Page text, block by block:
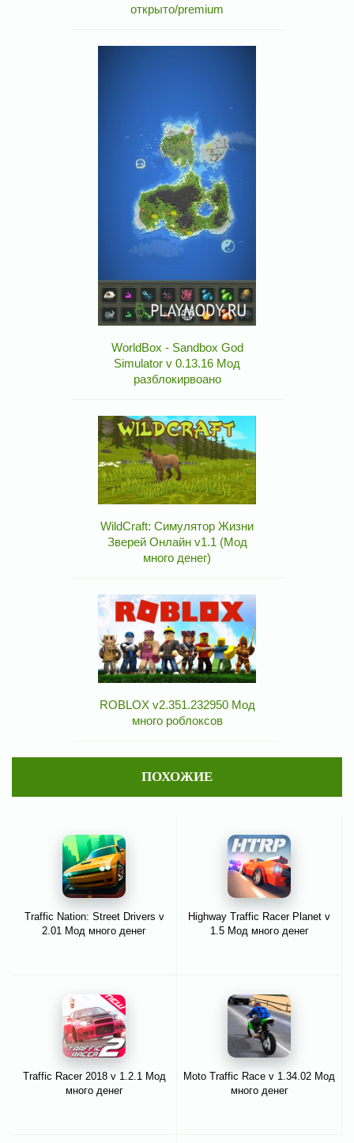
открыто/premium
WorldBox - Sandbox God
Simulator v 0.13.16 Мод
разблокирвоано
WildCraft: Симулятор Жизни
Зверей Онлайн v1.1 (Мод
много денег)
ROBLOX v2.351.232950 Мод
много роблоксов
ПОХОЖИЕ
Traffic Nation: Street Drivers v
2.01 Мод много денег
Highway Traffic Racer Planet v
1.5 Мод много денег
Traffic Racer 2018 v 1.2.1 Мод
много денег
Moto Traffic Race v 1.34.02 Мод
много денег